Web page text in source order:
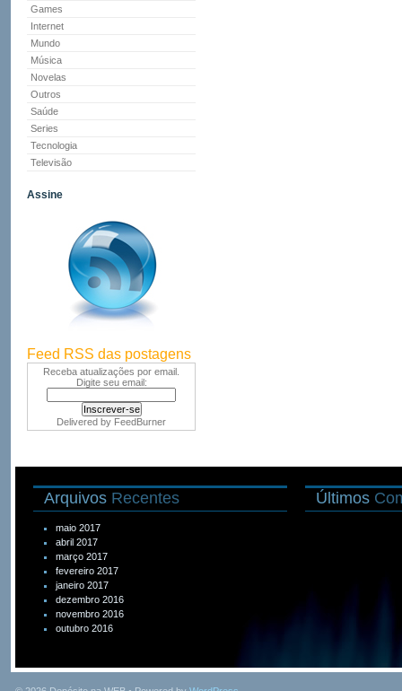
Games
Internet
Mundo
Música
Novelas
Outros
Saúde
Series
Tecnologia
Televisão
Assine
Feed RSS das postagens
Receba atualizações por email.
Digite seu email:
Delivered by FeedBurner
Arquivos Recentes
maio 2017
abril 2017
março 2017
fevereiro 2017
janeiro 2017
dezembro 2016
novembro 2016
outubro 2016
Últimos